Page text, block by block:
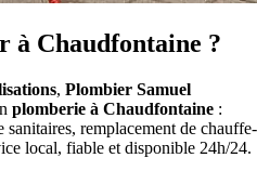
à Chaudfontaine ?
, Plombier Samuel
plomberie à Chaudfontaine :
remplacement de chauffe-
local, fiable et disponible 24h/24.